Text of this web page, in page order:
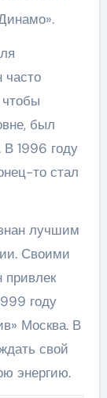
был
В 1996 году
то стал
лучшим
Своими
году
Москва. В
свой
энергию.